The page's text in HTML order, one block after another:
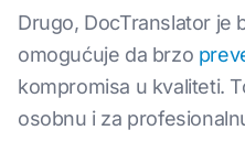
Drugo, DocTranslator je
omogućuje da brzo
kompromisa u kvaliteti.
osobnu i za